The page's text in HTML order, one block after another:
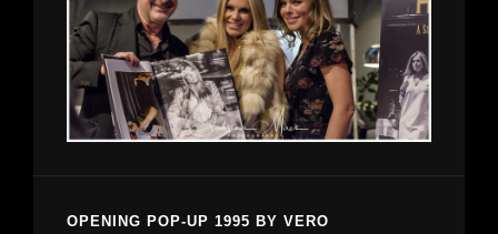
OPENING POP-UP 1995 BY VERO